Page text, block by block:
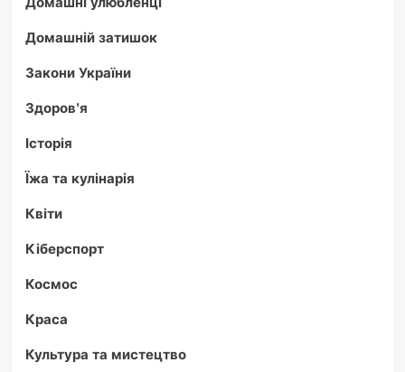
Домашній затишок
Закони України
Здоров'я
Історія
Їжа та кулінарія
Квіти
Кіберспорт
Космос
Краса
Культура та мистецтво